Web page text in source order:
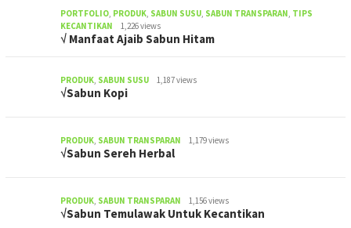
PORTFOLIO PRODUK SABUN SUSU SABUN TRANSPARAN TIPS
KECANTIKAN
1,226 views
√ Manfaat Ajaib Sabun Hitam
PRODUK SABUN SUSU 1,187 views
√Sabun Kopi
PRODUK SABUN TRANSPARAN 1,179 views
√Sabun Sereh Herbal
PRODUK SABUN TRANSPARAN 1,156 views
√Sabun Temulawak Untuk Kecantikan